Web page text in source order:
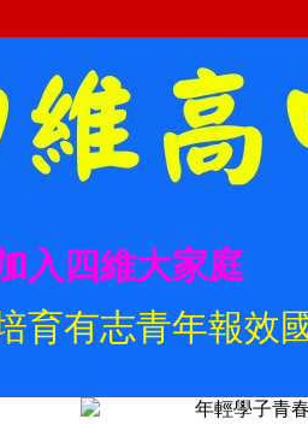
入四維大家庭
育有志青年報效